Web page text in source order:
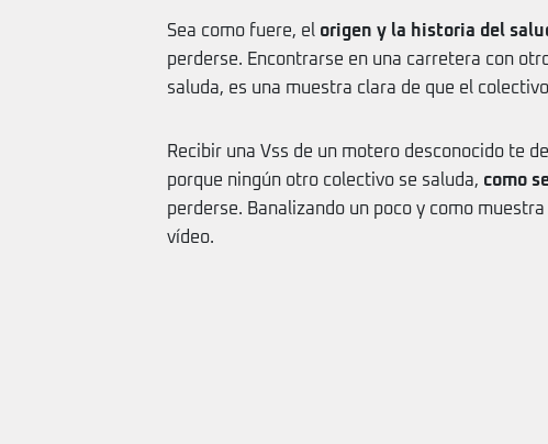
Sea como fuere, el origen y la historia del
perderse. Encontrarse en una carretera con
saluda, es una muestra clara de que el
Recibir una Vss de un motero desconocido te
porque ningún otro colectivo se saluda, como
perderse. Banalizando un poco y como
vídeo.